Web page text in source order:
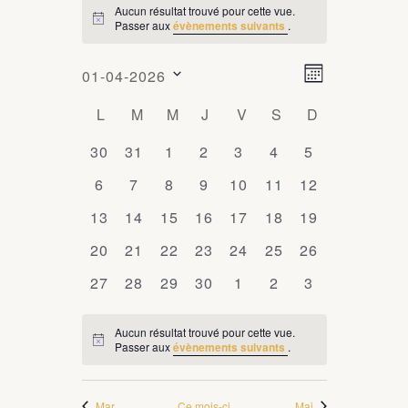
ÉVÈNEMENTS
Notice
Aucun résultat trouvé pour cette vue.
Passer auxévènements suivants .
N
a
i
g
a
t
i
p
N
v
a
t
o
u
e
Mois
01-04-2026
une
date.
C
a
e
r
LLUNDI
M MARDI
MMERCREDI
J JEUDI
V VENDREDI
S SAMEDI
D
0
évènements
30
0
évènements
31
0
évènements
1
0
évènements
2
0
évènements
3
0
évènements
4
0
évènements
5
0
évènements
6
0
évènements
7
0
évènements
8
0
évènements
9
0
évènements
10
0
évènements
11
0
évènements
12
0
évènements
13
0
évènements
14
0
évènements
15
0
évènements
16
0
évènements
17
0
évènements
18
0
évènements
19
0
évènements
20
0
évènements
21
0
évènements
22
0
évènements
23
0
évènements
24
0
évènements
25
0
évènements
26
0
27
0
28
0
29
0
30
0
1
0
2
0
3
Notice
Aucun résultat trouvé pour cette vue.
Passer auxévènements suivants .